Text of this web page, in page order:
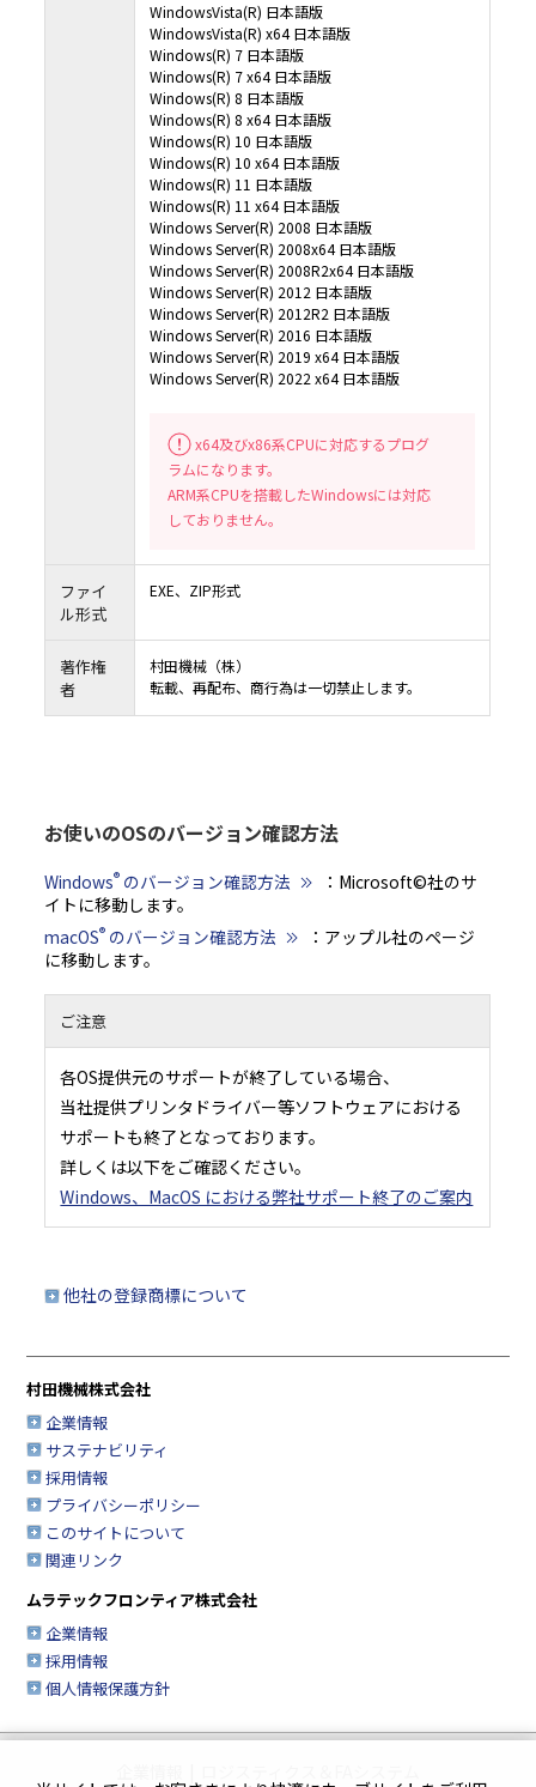
WindowsVista(R) 日本語版
WindowsVista(R) x64 日本語版
Windows(R) 7 日本語版
Windows(R) 7 x64 日本語版
Windows(R) 8 日本語版
Windows(R) 8 x64 日本語版
Windows(R) 10 日本語版
Windows(R) 10 x64 日本語版
Windows(R) 11 日本語版
Windows(R) 11 x64 日本語版
Windows Server(R) 2008 日本語版
Windows Server(R) 2008x64 日本語版
Windows Server(R) 2008R2x64 日本語版
Windows Server(R) 2012 日本語版
Windows Server(R) 2012R2 日本語版
Windows Server(R) 2016 日本語版
Windows Server(R) 2019 x64 日本語版
Windows Server(R) 2022 x64 日本語版
x64及びx86系CPUに対応するプログ
ラムになります。
ARM系CPUを搭載したWindowsには対応
しておりません。
ファイ
ル形式
EXE、ZIP形式
著作権
者
村田機械（株）
転載、再配布、商行為は一切禁止します。
お使いのOSのバージョン確認方法
Windows® のバージョン確認方法
：Microsoft©社のサ
イトに移動します。
macOS® のバージョン確認方法
：アップル社のページ
に移動します。
ご注意
各OS提供元のサポートが終了している場合、
当社提供プリンタドライバー等ソフトウェアにおける
サポートも終了となっております。
詳しくは以下をご確認ください。
Windows、MacOS における弊社サポート終了のご案内
他社の登録商標について
村田機械株式会社
企業情報
サステナビリティ
採用情報
プライバシーポリシー
このサイトについて
関連リンク
ムラテックフロンティア株式会社
企業情報
採用情報
個人情報保護方針